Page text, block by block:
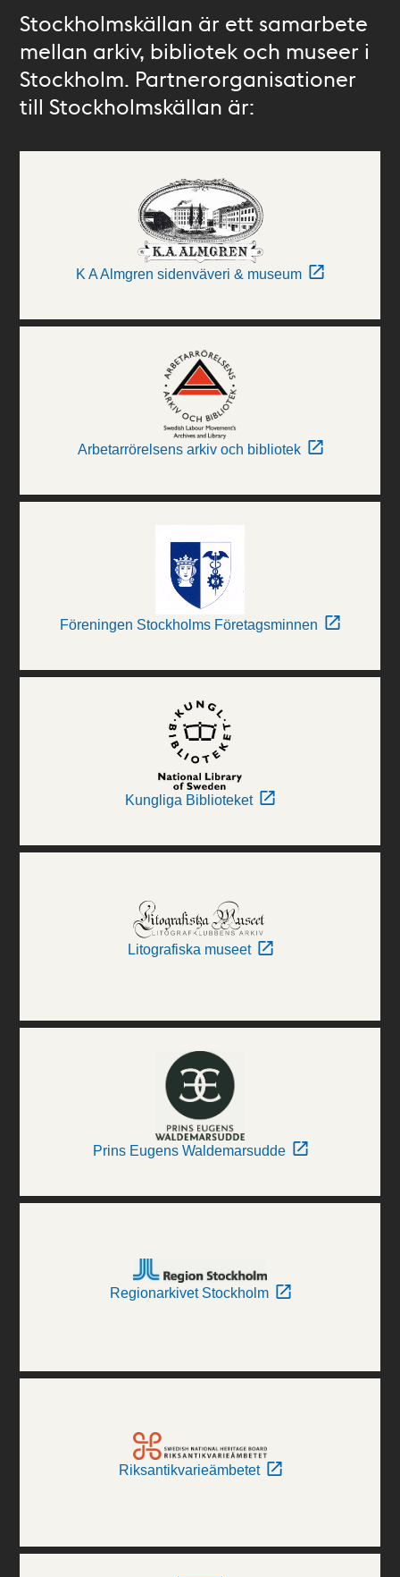
Stockholmskällan är ett samarbete
mellan arkiv, bibliotek och museer i
Stockholm. Partnerorganisationer
till Stockholmskällan är:
K A Almgren sidenväveri & museum
Arbetarrörelsens arkiv och bibliotek
Föreningen Stockholms Företagsminnen
Kungliga Biblioteket
Litografiska museet
Prins Eugens Waldemarsudde
Regionarkivet Stockholm
Riksantikvarieämbetet